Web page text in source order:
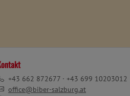
+43 662 872677 · +43 699 10203012
office@biber-salzburg.at